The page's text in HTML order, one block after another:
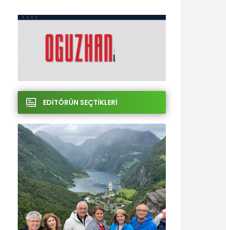
EDİTÖRÜN SEÇTİKLERİ